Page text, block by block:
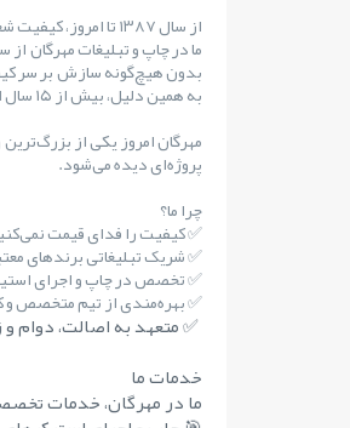
از سال ۱۳۸۷ تا امروز، کیفیت شعار ماست.
بدون هیچ‌گونه سازش بر سر
به همین دلیل، بیش از ۱۵ سال است که انتخاب بسیاری از برندهای مطرح کشور بوده‌ایم.
مهرگان امروز یکی از
پروژه‌ای دیده می‌شود.
چرا ما؟
✅ کیفیت را فدای قیمت
✅ شریک تبلیغاتی برندهای
✅ تخصص در چاپ و اجرای
✅ بهره‌مندی از تیم متخصص و
✅ متعهد به اصالت، دوام
خدمات ما
ما در مهرگان، خدمات